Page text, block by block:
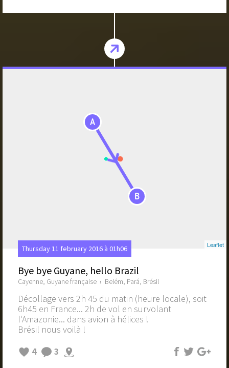
A
B
Leaflet
Thursday 11 february 2016 à 01h06
Bye bye Guyane, hello Brazil
Cayenne, Guyane française › Belém, Pará, Brésil
Décollage vers 2h 45 du matin (heure locale), soit
6h45 en France... 2h de vol en survolant
l'Amazonie... dans avion à hélices !
Brésil nous voilà !
4
3